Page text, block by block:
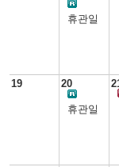
휴관일
19 20
휴관일